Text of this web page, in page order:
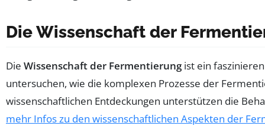
Die Wissenschaft der
Die Wissenschaft der Fermentierungist ein
untersuchen, wie die komplexen Prozesse der
wissenschaftlichen Entdeckungen unterstützen die
mehr Infos zu den wissenschaftlichen Aspekten der